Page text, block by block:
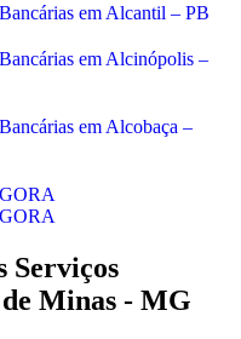
em Alcantil – PB
em Alcinópolis –
em Alcobaça –
Serviços
Minas - MG